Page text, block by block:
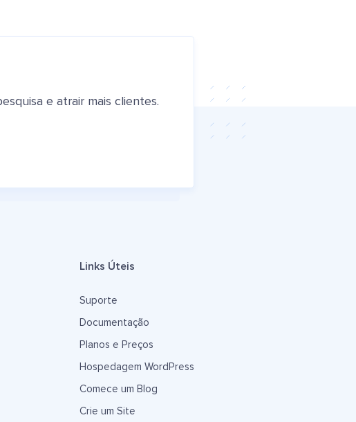
e atrair mais clientes.
Links Úteis
Suporte
Documentação
Planos e Preços
Hospedagem WordPress
Comece um Blog
Crie um Site